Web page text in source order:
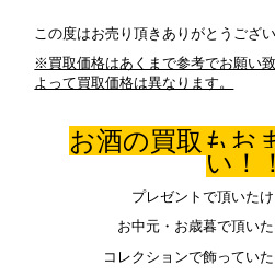
この度はお売り頂きありがとうござい
※買取価格はあくまで参考でお願い
よって買取価格は異なります。
お酒の買取もお
い！！
プレゼントで頂いた
お中元・お歳暮で頂い
コレクションで飾ってい